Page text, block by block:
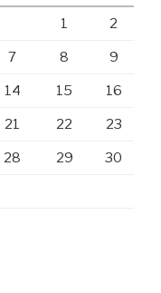
1 2
7 8 9
14 15 16
21 22 23
28 29 30